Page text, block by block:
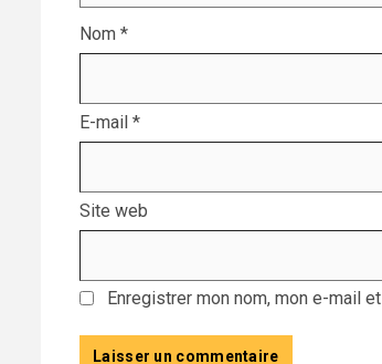
Nom *
E-mail *
Site web
Enregistrer mon nom, mon e-mail